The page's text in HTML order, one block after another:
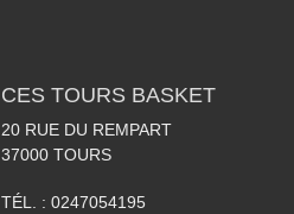
CES TOURS BASKET
20 RUE DU REMPART
37000 TOURS
TÉL. : 0247054195